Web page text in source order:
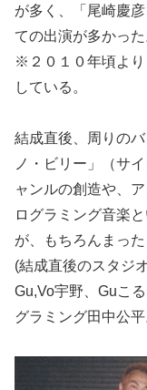
が多く、「尾崎慶
ての出演が多かった
※２０１０年頃よ
している。
結成直後、周りの
ノ・ビリー」（サ
ャンルの創造や、
ログラミング音楽
が、もちろんまった
(結成直後のスタジ
Gu,Vo宇野、Guこ
グラミング田中公